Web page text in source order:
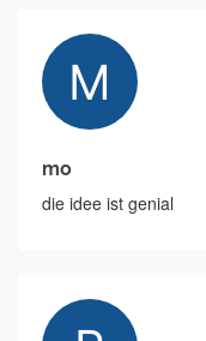
mo
die idee ist genial